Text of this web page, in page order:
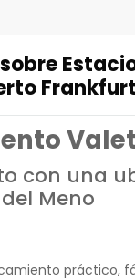
Frankfurt
con una
Meno
práctico,